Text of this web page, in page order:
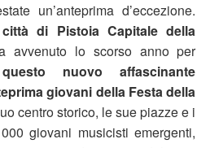
un’anteprima d’eccezione.
di Pistoia Capitale della
avvenuto lo scorso anno per
nuovo affascinante
giovani della Festa della
centro storico, le sue piazze e i
giovani musicisti emergenti,